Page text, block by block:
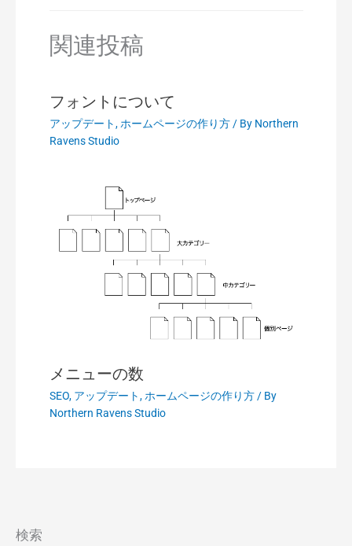
関連投稿
フォントについて
アップデート,ホームページの作り方/ By Northern
Ravens Studio
メニューの数
SEO, アップデート, ホームページの作り方/ By
Northern Ravens Studio
検索